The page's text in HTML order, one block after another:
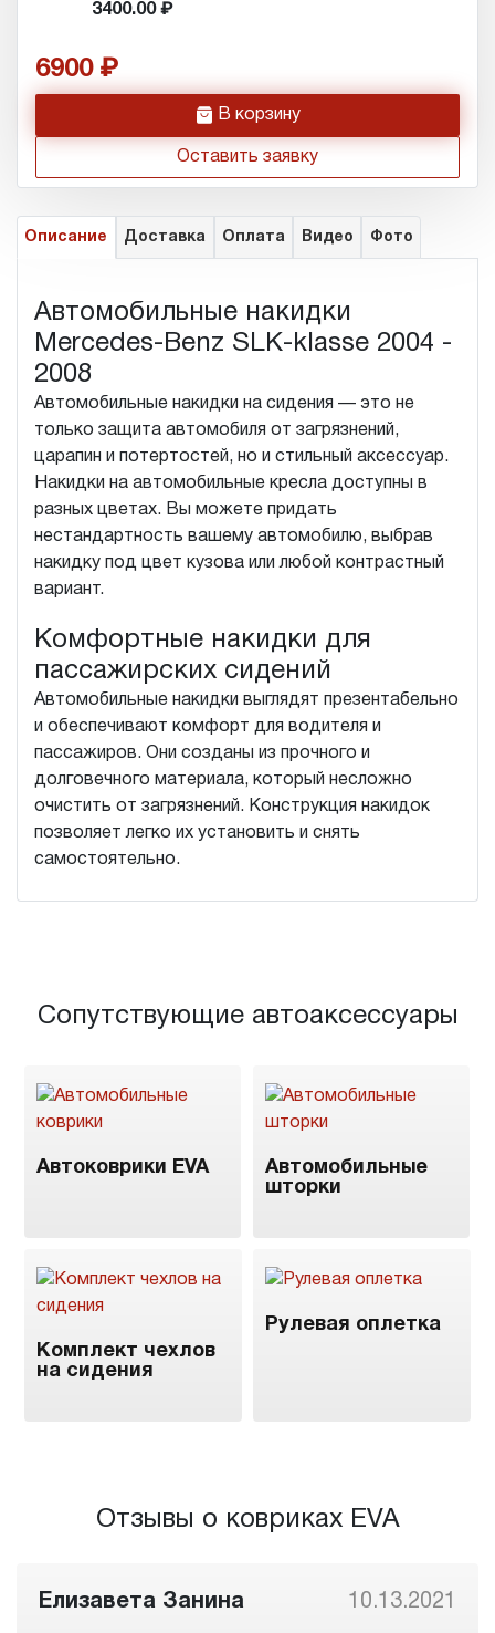
3400.00
6900
h В корзину
Оставить заявку
Описание Доставка Оплата Видео Фото
Автомобильные накидки
Mercedes-Benz SLK-klasse 2004 -
2008
Автомобильные накидки на сидения — это не
только защита автомобиля от загрязнений,
царапин и потертостей, но и стильный аксессуар.
Накидки на автомобильные кресла доступны в
разных цветах. Вы можете придать
нестандартность вашему автомобилю, выбрав
накидку под цвет кузова или любой контрастный
вариант.
Комфортные накидки для
пассажирских сидений
Автомобильные накидки выглядят презентабельно
и обеспечивают комфорт для водителя и
пассажиров. Они созданы из прочного и
долговечного материала, который несложно
очистить от загрязнений. Конструкция накидок
позволяет легко их установить и снять
самостоятельно.
Сопутствующие автоаксессуары
Автоковрики EVA
Автомобильные
шторки
Комплект чехлов
на сидения
Рулевая оплетка
Отзывы о ковриках EVA
Елизавета Занина 10.13.2021